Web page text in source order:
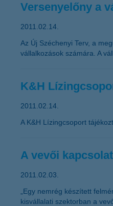
Versenyelőny a
2011.02.14.
Az Új Széchenyi Terv, a
vállalkozások számára. A
K&H
2011.02.14.
A K&H Lízingcsoport
A vevői
2011.02.03.
„Egy nemrég készített
kisvállalati szektorban a